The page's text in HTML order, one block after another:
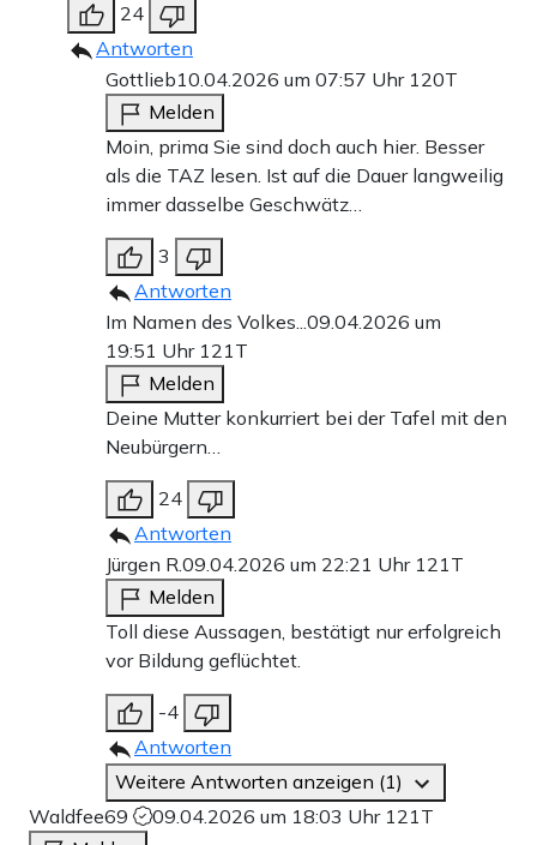
24
Antworten
Gottlieb10.04.2026 um 07:57 Uhr 120T
Melden
Moin, prima Sie sind doch auch hier. Besser
als die TAZ lesen. Ist auf die Dauer langweilig
immer dasselbe Geschwätz…
3
Antworten
Im Namen des Volkes...09.04.2026 um
19:51 Uhr 121T
Melden
Deine Mutter konkurriert bei der Tafel mit den
Neubürgern…
24
Antworten
Jürgen R.09.04.2026 um 22:21 Uhr 121T
Melden
Toll diese Aussagen, bestätigt nur erfolgreich
vor Bildung geflüchtet.
-4
Antworten
Weitere Antworten anzeigen (1)
Waldfee69
09.04.2026 um 18:03 Uhr 121T